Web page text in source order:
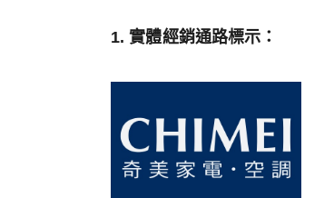
1. 實體經銷通路標示：